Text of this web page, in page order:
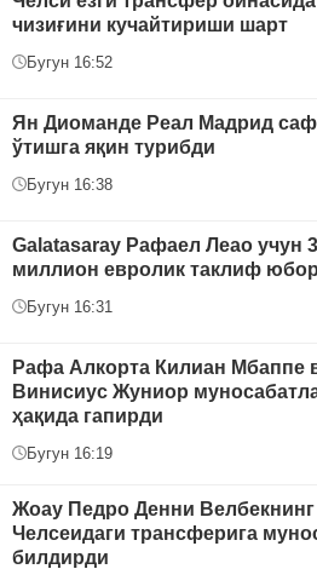
чизиғини кучайтириши шарт
Бугун 16:52
Ян Диоманде Реал Мадрид
ўтишга яқин турибди
Бугун 16:38
Galatasaray Рафаел Леао учун
миллион евролик таклиф
Бугун 16:31
Рафа Алкорта Килиан Мбаппе
Винисиус Жуниор
ҳақида гапирди
Бугун 16:19
Жоау Педро Денни Велбекнинг
Челсеидаги трансферига
билдирди